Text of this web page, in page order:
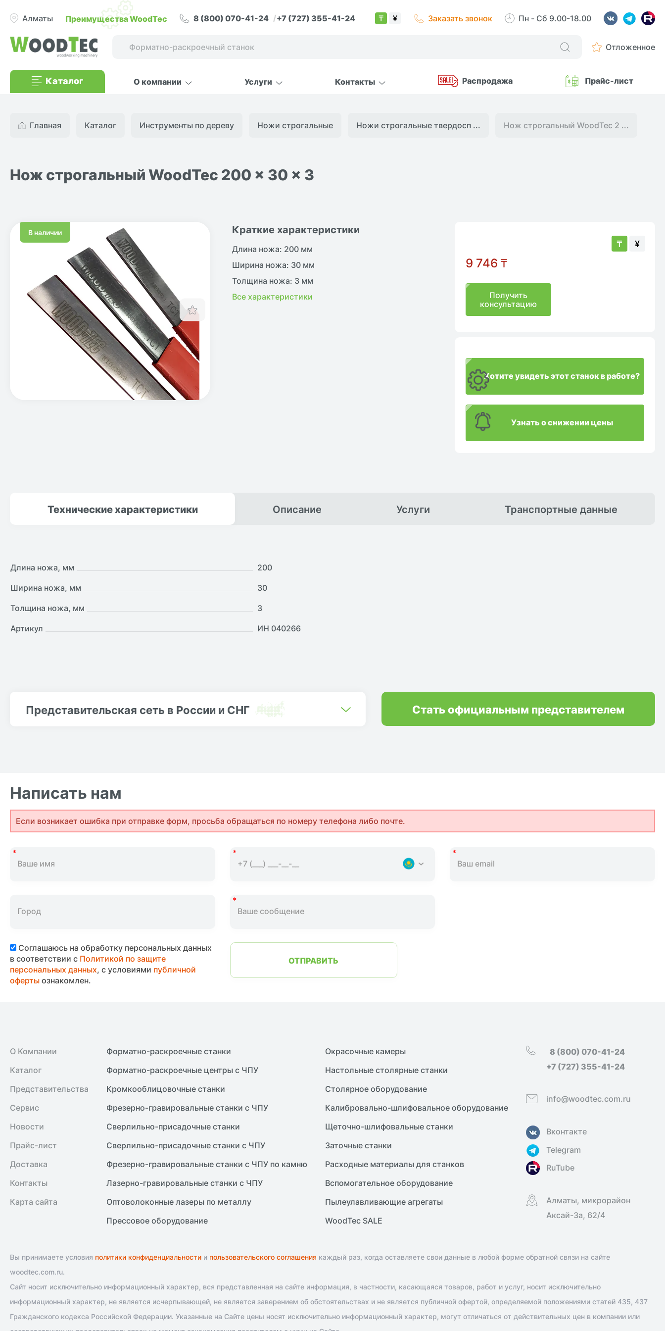
Алматы Преимущества WoodTec 8 (800) 070-41-24 +7 (727) 355-41-24 ₸ ¥ Заказать звонок Пн - Сб 9.00-18.00
Отложенное
Каталог О компании Услуги Контакты Распродажа Прайс-лист
Главная Каталог Инструменты по дереву Ножи строгальные Ножи строгальные твердосп ... Нож строгальный WoodTec 2 ...
Нож строгальный WoodTec 200 x 30 x 3
В наличии Краткие характеристики
Длина ножа: 200 мм
Ширина ножа: 30 мм
Толщина ножа: 3 мм
Все характеристики
₸ ¥
9 746 ₸
Получить
консультацию
Хотите увидеть этот станок в работе?
Узнать о снижении цены
Техническиехарактеристики Описание Услуги Транспортные данные
Длина ножа, мм
200
Ширина ножа, мм
30
Толщина ножа, мм
3
Артикул
ИН 040266
Представительская сеть в России и СНГ Стать официальным представителем
Написать нам
Если возникает ошибка при отправке форм, просьба обращаться по номеру телефона либо почте.
Соглашаюсь на обработку персональных данных
в соответствии с Политикой по защите
персональных данных, с условиями публичной
офертыознакомлен.
ОТПРАВИТЬ
О Компании
Каталог
Представительства
Сервис
Новости
Прайс-лист
Доставка
Контакты
Карта сайта
Форматно-раскроечные станки
Форматно-раскроечные центры с ЧПУ
Кромкооблицовочные cтанки
Фрезерно-гравировальные станки с ЧПУ
Сверлильно-присадочные станки
Сверлильно-присадочные станки с ЧПУ
Фрезерно-гравировальные станки с ЧПУ по камню
Лазерно-гравировальные станки с ЧПУ
Оптоволоконные лазеры по металлу
Прессовое оборудование
Окрасочные камеры
Настольные столярные станки
Столярное оборудование
Калибровально-шлифовальное оборудование
Щеточно-шлифовальные станки
Заточные станки
Расходные материалы для станков
Вспомогательное оборудование
Пылеулавливающие агрегаты
WoodTec SALE
8 (800) 070-41-24
+7 (727) 355-41-24
info@woodtec.com.ru
Вконтакте
Telegram
RuTube
Алматы, микрорайон
Аксай-3а, 62/4
Вы принимаете условия политики конфиденциальности и пользовательского соглашения каждый раз, когда оставляете свои данные в любой форме обратной связи на сайте
woodtec.com.ru.
Сайт носит исключительно информационный характер, вся представленная на сайте информация, в частности, касающаяся товаров, работ и услуг, носит исключительно
информационный характер, не является исчерпывающей, не является заверением об обстоятельствах и не является публичной офертой, определяемой положениями статей 435, 437
Гражданского кодекса Российской Федерации. Указанные на Сайте цены носят исключительно информационный характер, могут отличаться от действительных цен в компании или